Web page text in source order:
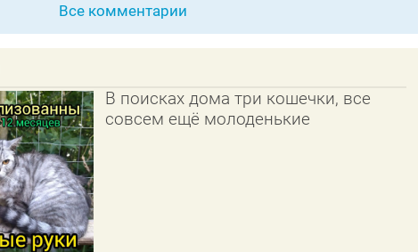
Все комментарии
В поисках дома три кошечки, все
совсем ещё молоденькие